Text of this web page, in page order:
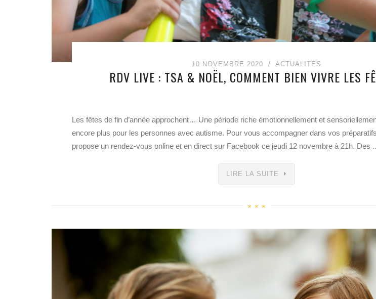
10 NOVEMBRE 2020 ACTUALITÉS
RDV LIVE : TSA & NOËL, COMMENT BIEN VIVRE LES
Les fêtes de fin d’année approchent… Une période riche émotionnellement et
encore plus pour les personnes avec autisme. Pour vous accompagner dans vos
propose un rendez-vous online et en direct sur Facebook ce jeudi 12 novembre à 21h. Des
LIRE LA SUITE